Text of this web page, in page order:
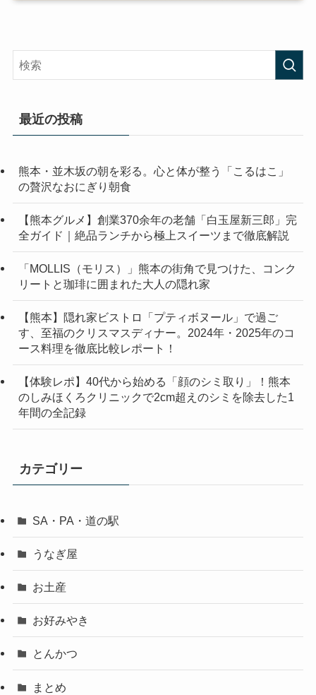
最近の投稿
熊本・並木坂の朝を彩る。心と体が整う「こるはこ」
の贅沢なおにぎり朝食
【熊本グルメ】創業370余年の老舗「白玉屋新三郎」完
全ガイド｜絶品ランチから極上スイーツまで徹底解説
「MOLLIS（モリス）」熊本の街角で見つけた、コンク
リートと珈琲に囲まれた大人の隠れ家
【熊本】隠れ家ビストロ「プティボヌール」で過ご
す、至福のクリスマスディナー。2024年・2025年のコ
ース料理を徹底比較レポート！
【体験レポ】40代から始める「顔のシミ取り」！熊本
のしみほくろクリニックで2cm超えのシミを除去した1
年間の全記録
カテゴリー
SA・PA・道の駅
うなぎ屋
お土産
お好みやき
とんかつ
まとめ